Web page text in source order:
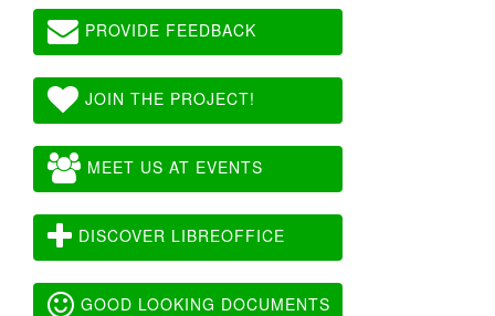
PROVIDE FEEDBACK
JOIN THE PROJECT!
MEET US AT EVENTS
DISCOVER LIBREOFFICE
GOOD LOOKING DOCUMENTS